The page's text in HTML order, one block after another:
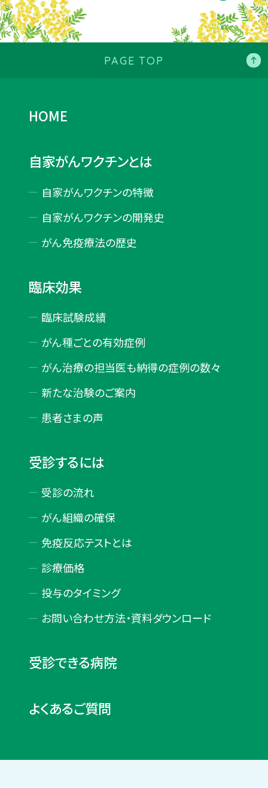
PAGE TOP
HOME
自家がんワクチンとは
自家がんワクチンの特徴
自家がんワクチンの開発史
がん免疫療法の歴史
臨床効果
臨床試験成績
がん種ごとの有効症例
がん治療の担当医も納得の症例の数々
新たな治験のご案内
患者さまの声
受診するには
受診の流れ
がん組織の確保
免疫反応テストとは
診療価格
投与のタイミング
お問い合わせ方法・資料ダウンロード
受診できる病院
よくあるご質問